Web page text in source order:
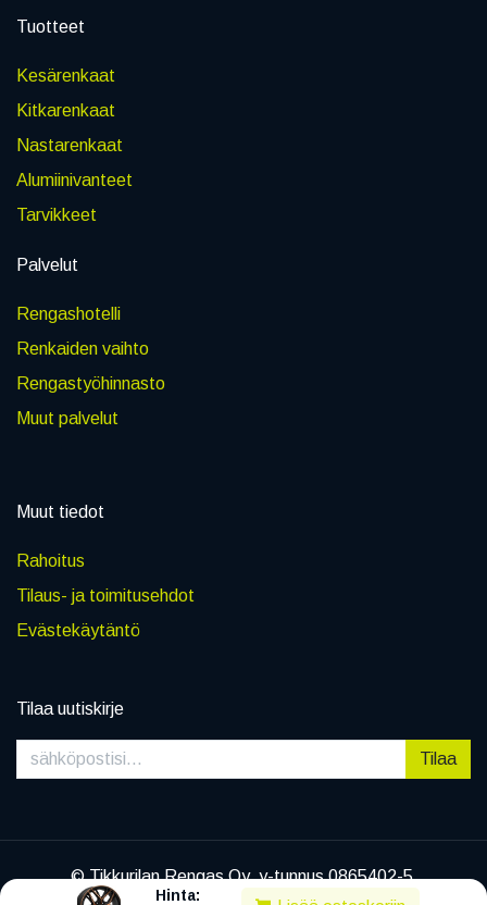
Hinta:
Tuotteet
Kesärenkaat
Kitkarenkaat
Nastarenkaat
Alumiinivanteet
Tarvikkeet
Palvelut
Rengashotelli
Renkaiden vaihto
Rengastyöhinnasto
Muut palvelut
Muut tiedot
Rahoitus
Tilaus- ja toimitusehdot
Evästekäytäntö
Tilaa uutiskirje
Tilaa
© Tikkurilan Rengas Oy, y-tunnus 0865402-5